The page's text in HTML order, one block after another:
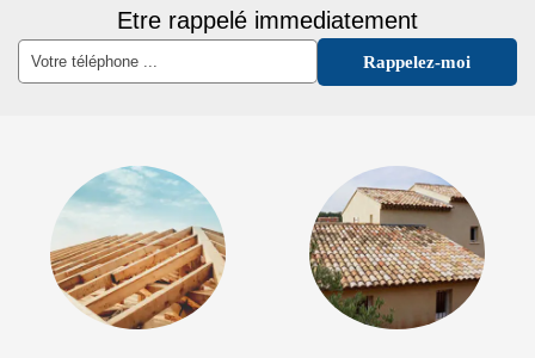
Etre rappelé immediatement